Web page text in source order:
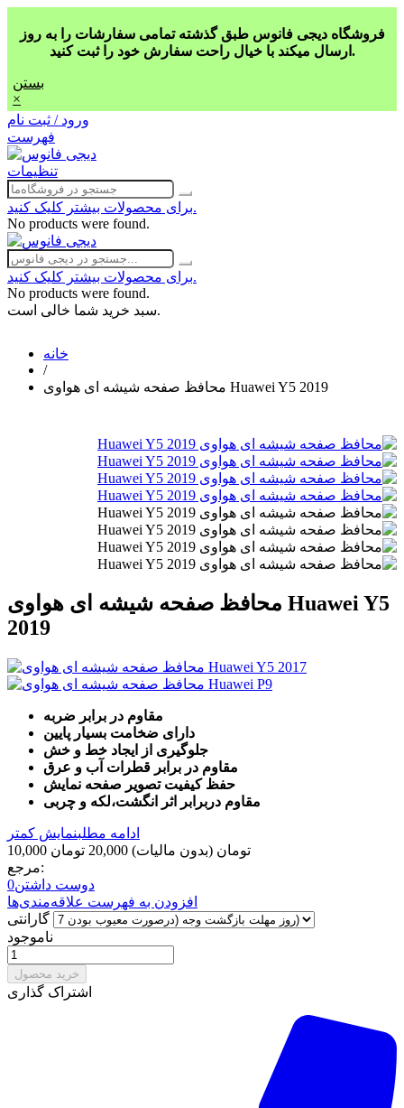
فروشگاه دیجی فانوس طبق گذشته تمامی سفارشات را به روز
ارسال میکند با خیال راحت سفارش خود را ثبت کنید.
بستن
×
ورود / ثبت نام
فهرست
تنظیمات
برای محصولات بیشتر کلیک کنید.
No products were found.
برای محصولات بیشتر کلیک کنید.
No products were found.
سبد خرید شما خالی است.
خانه
/
محافظ صفحه شیشه ای هواوی Huawei Y5 2019
محافظ صفحه شیشه ای هواوی Huawei Y5
2019
مقاوم در برابر ضربه
دارای ضخامت بسیار پایین
مقاوم در برابر قطرات آب و عرق
حفظ کیفیت تصویر صفحه نمایش
مقاوم دربرابر اثر انگشت،لکه و چربی
ادامه مطلبنمایش کمتر
10,000 تومان (بدون مالیات) 20,000 تومان
مرجع:
دوست داشتن0
افزودن به فهرست علاقه‌مندی‌ها
گارانتی
ناموجود
خرید محصول
اشتراک گذاری